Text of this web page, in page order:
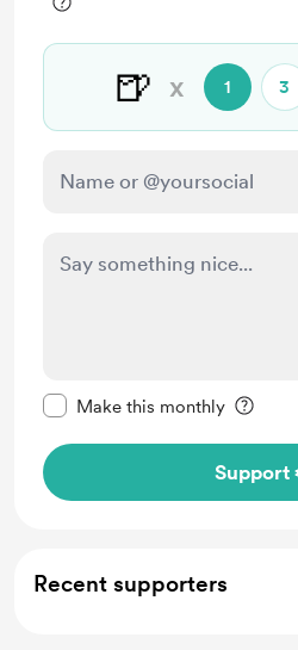
🍺 x 1 3
Make this monthly
Support
Recent supporters